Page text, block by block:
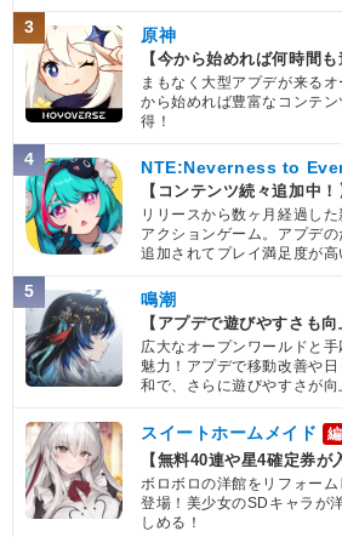
3 原神
【今から始めれば何時間も
まもなく大型アプデが来る
から始めれば豊富なコンテ
得！
4 NTE:Neverness to
【コンテンツ続々追加中！
リリースから数ヶ月経過し
アクションゲーム。アプデ
追加されてプレイ満足度が高
5 鳴潮
【アプデで遊びやすさも向
広大なオープンワールドと
魅力！アプデで移動改善や
和で、さらに遊びやすさが向
スイートホームメイド
【無料40連や星4確定券が
ボロボロの洋館をリフォー
登場！美少女のSDキャラが
しめる！